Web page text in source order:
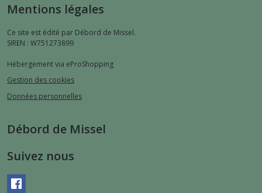
Mentions légales
Ce site est édité par Débord de Missel.
SIREN : W751273899
Hébergement via eProShopping
Gestion des cookies
Données personnelles
Débord de Missel
Suivez nous